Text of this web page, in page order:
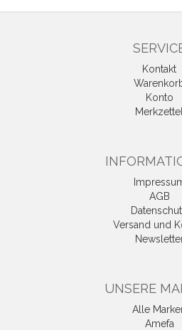
Kontakt
Konto
Merkzettel
AGB
Versand und
UNSERE
Alle
Amefa